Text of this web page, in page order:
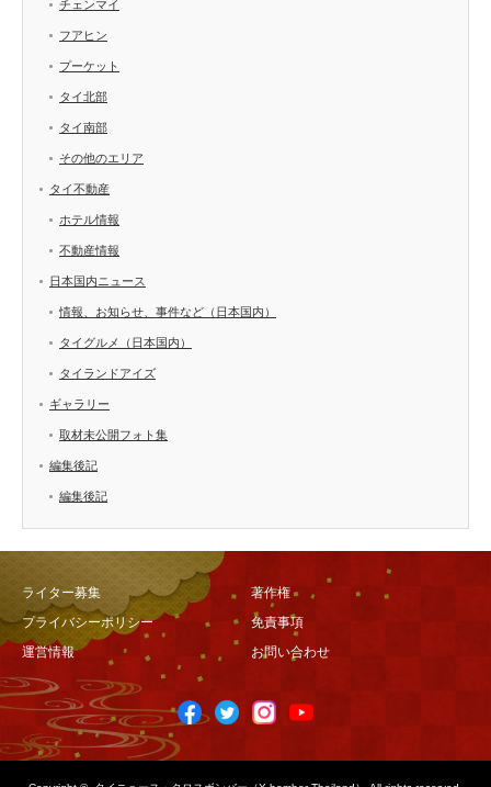
チェンマイ
フアヒン
プーケット
タイ北部
タイ南部
その他のエリア
タイ不動産
ホテル情報
不動産情報
日本国内ニュース
情報、お知らせ、事件など（日本国内）
タイグルメ（日本国内）
タイランドアイズ
ギャラリー
取材未公開フォト集
編集後記
編集後記
ライター募集
著作権
プライバシーポリシー
免責事項
運営情報
お問い合わせ